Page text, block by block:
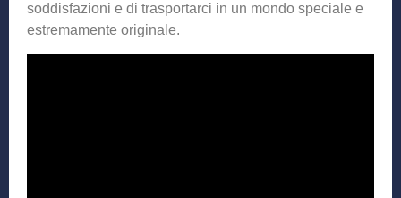
soddisfazioni e di trasportarci in un mondo speciale e
estremamente originale.